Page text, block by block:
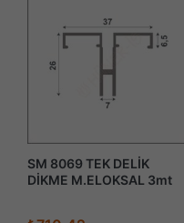
SM 8069 TEK DELİK
DİKME M.ELOKSAL 3mt